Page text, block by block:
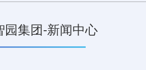
园集团-新闻中心